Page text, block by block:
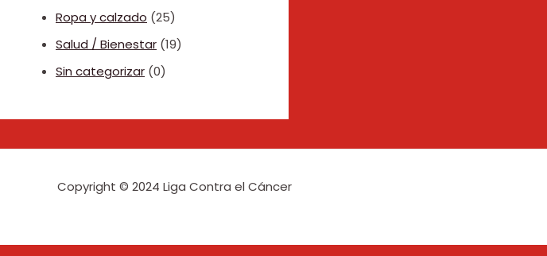
Ropa y calzado (25)
Salud / Bienestar (19)
Sin categorizar (0)
Copyright © 2024 Liga Contra el Cáncer